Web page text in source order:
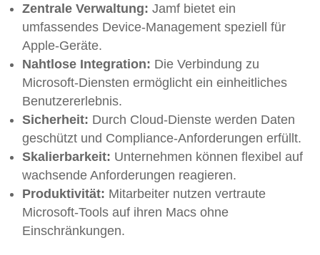
Zentrale Verwaltung: Jamf bietet ein
umfassendes Device-Management speziell für
Apple-Geräte.
Nahtlose Integration: Die Verbindung zu
Microsoft-Diensten ermöglicht ein einheitliches
Benutzererlebnis.
Sicherheit: Durch Cloud-Dienste werden Daten
geschützt und Compliance-Anforderungen erfüllt.
Skalierbarkeit: Unternehmen können flexibel auf
wachsende Anforderungen reagieren.
Produktivität: Mitarbeiter nutzen vertraute
Microsoft-Tools auf ihren Macs ohne
Einschränkungen.